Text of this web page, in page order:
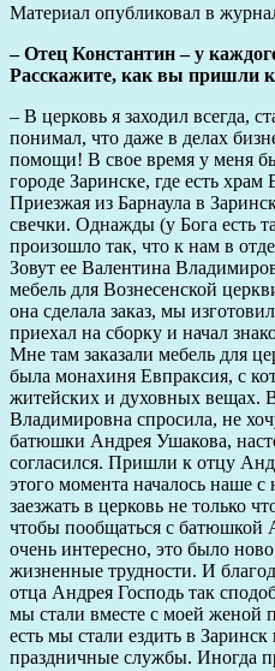
Материал опубликовал в
– Отец Константин – у
Расскажите, как вы пришли к
– В церковь я заходил всегда,
понимал, что даже в делах
помощи! В свое время у меня
городе Заринске, где есть храм
Приезжая из Барнаула в
свечки. Однажды (у Бога есть
произошло так, что к нам в
Зовут ее Валентина
мебель для Вознесенской
она сделала заказ, мы
приехал на сборку и начал
Мне там заказали мебель для
была монахиня Евпраксия, с
житейских и духовных вещах.
Владимировна спросила, не
батюшки Андрея Ушакова,
согласился. Пришли к отцу
этого момента началось наше
заезжать в церковь не только
чтобы пообщаться с батюшкой
очень интересно, это было
жизненные трудности. И
отца Андрея Господь так
мы стали вместе с моей женой
есть мы стали ездить в
праздничные службы. Иногда